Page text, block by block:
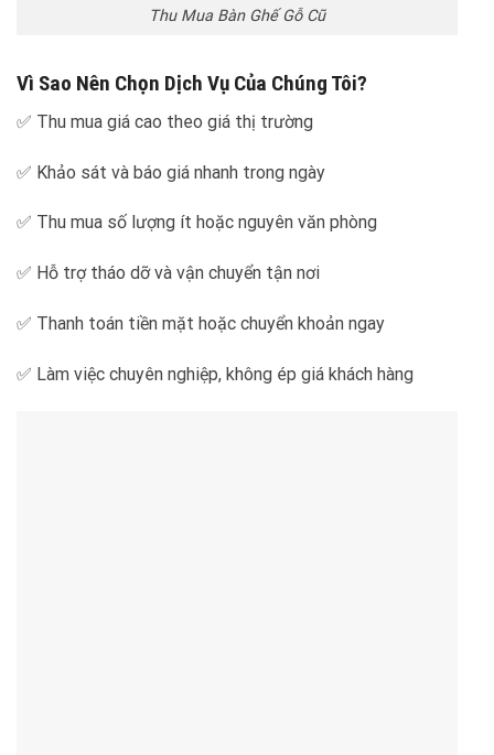
Thu Mua Bàn Ghế Gỗ Cũ
Vì Sao Nên Chọn Dịch Vụ Của Chúng Tôi?
✅ Thu mua giá cao theo giá thị trường
✅ Khảo sát và báo giá nhanh trong ngày
✅ Thu mua số lượng ít hoặc nguyên văn phòng
✅ Hỗ trợ tháo dỡ và vận chuyển tận nơi
✅ Thanh toán tiền mặt hoặc chuyển khoản ngay
✅ Làm việc chuyên nghiệp, không ép giá khách hàng